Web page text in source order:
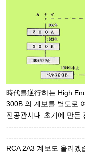
時代를逆行하는 High
300B 의 계보를 별도로
진공관시대 초기에 만든
RCA 2A3 계보도 올리겠